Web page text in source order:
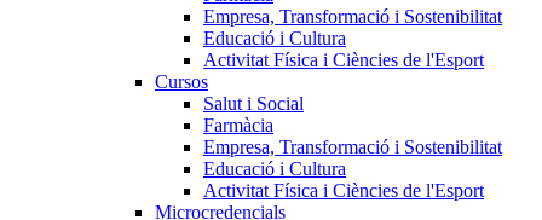
Empresa, Transformació i Sostenibilitat
Educació i Cultura
Activitat Física i Ciències de l'Esport
Cursos
Salut i Social
Farmàcia
Empresa, Transformació i Sostenibilitat
Educació i Cultura
Activitat Física i Ciències de l'Esport
Microcredencials